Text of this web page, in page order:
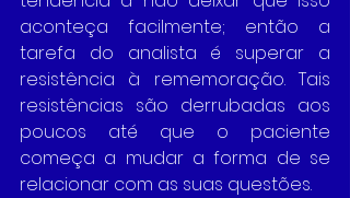
aconteça facilmente; então a
tarefa do analista é superar a
resistência à rememoração. Tais
resistências são derrubadas aos
poucos até que o paciente
começa a mudar a forma de se
relacionar com as suas questões.